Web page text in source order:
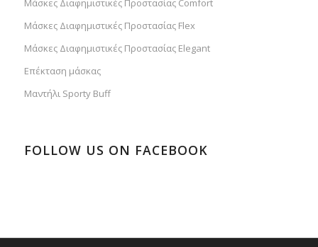
Μάσκες Διαφημιστικές Προστασίας Comfort
Μάσκες Διαφημιστικές Προστασίας Flex
Μάσκες Διαφημιστικές Προστασίας Elegant
Επέκταση μάσκας
Μαντήλι Sporty Buff
FOLLOW US ON FACEBOOK